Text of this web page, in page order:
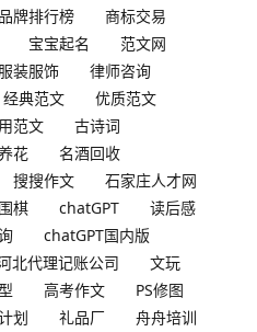
牌排行榜
商标交易
宝宝起名
范文网
服装服饰
律师咨询
经典范文
优质范文
范文
古诗词
花
名酒回收
搜搜作文
石家庄人才网
围棋 chatGPT
读后感
chatGPT国内版
北代理记账公司
文玩
高考作文
PS修图
划 礼品厂
舟舟培训